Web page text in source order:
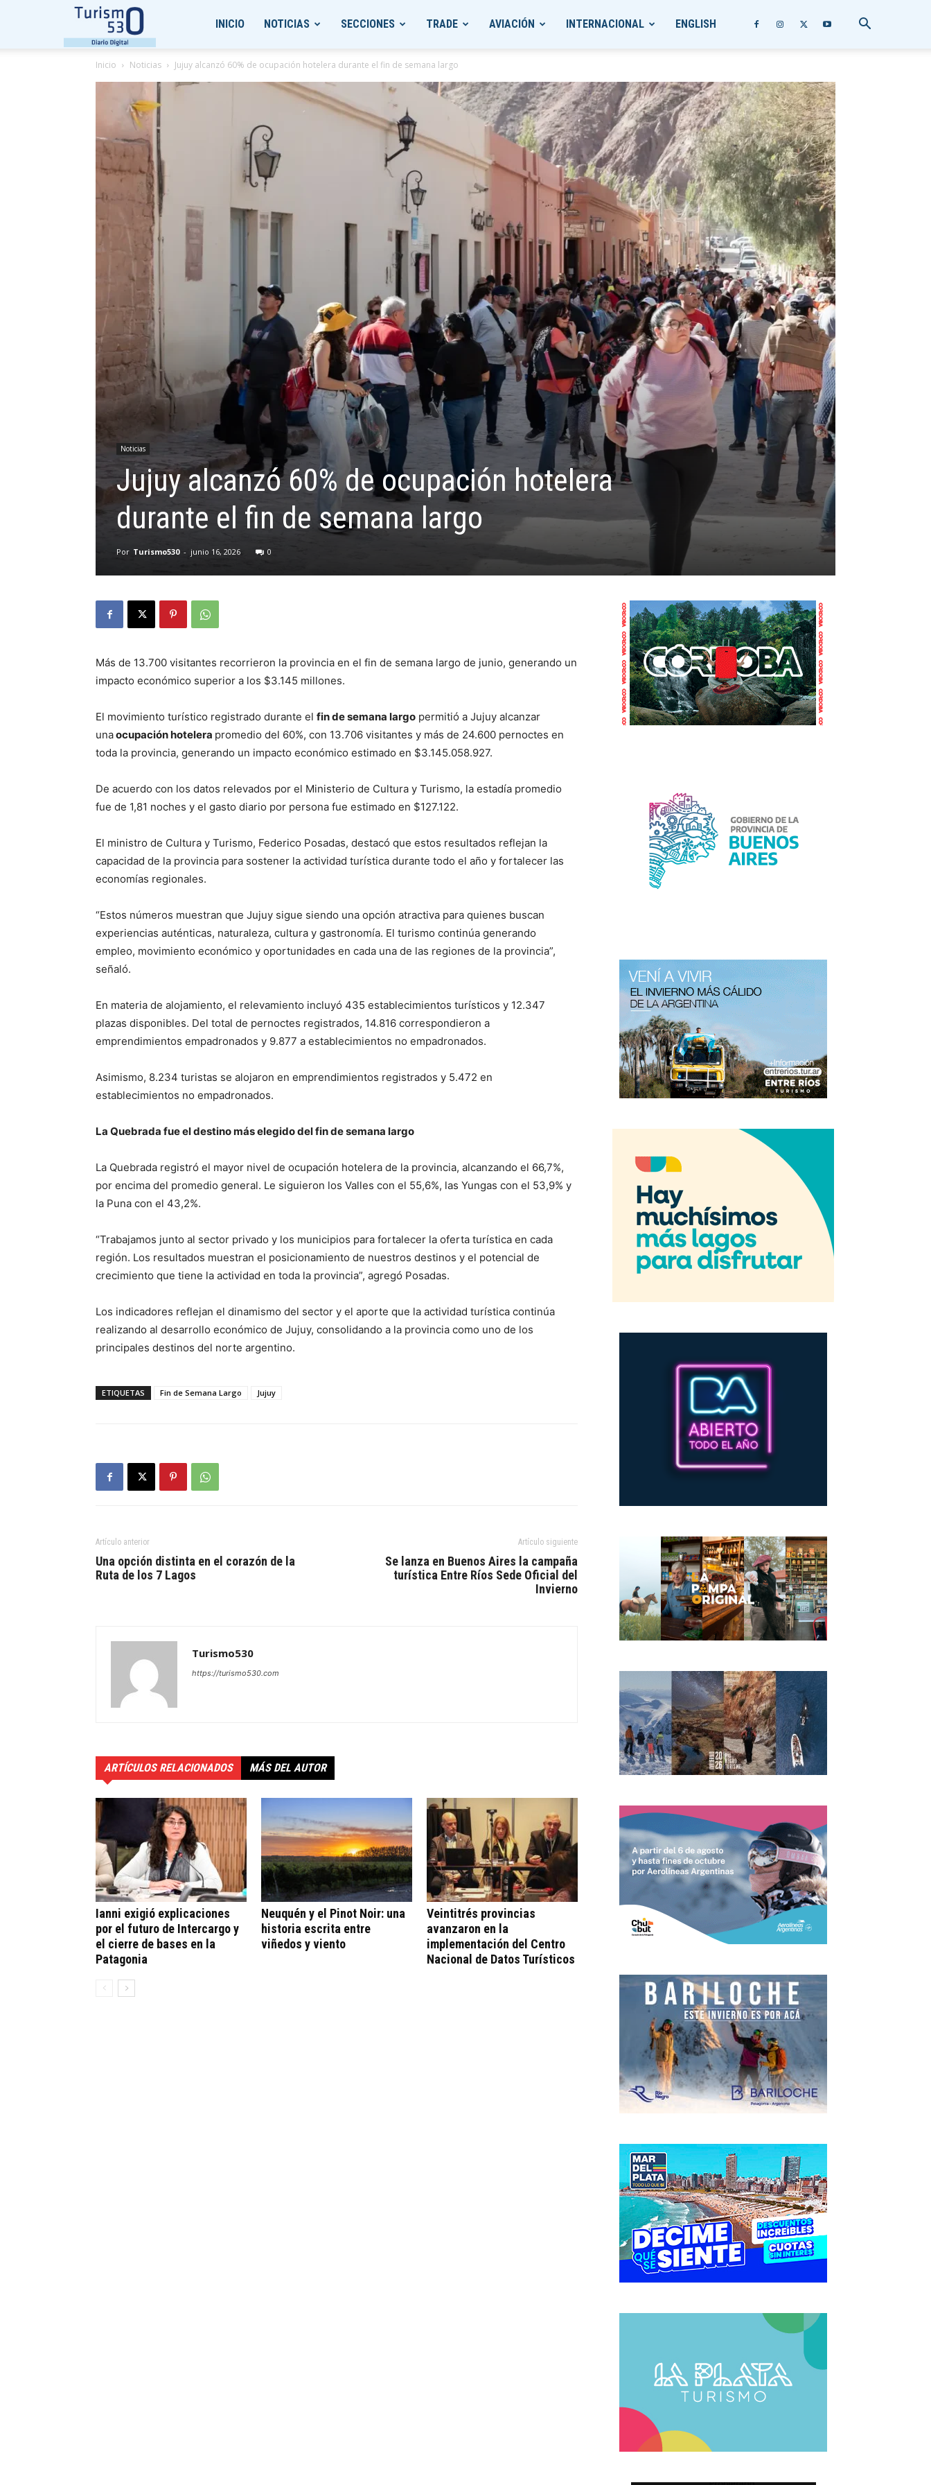
INICIO NOTICIAS SECCIONES TRADE AVIACIÓN INTERNACIONAL ENGLISH
Inicio Noticias Jujuy alcanzó 60% de ocupación hotelera durante el fin de semana largo
Noticias
Jujuy alcanzó 60% de ocupación hotelera
durante el fin de semana largo
Por Turismo530 - junio 16, 2026 0
Más de 13.700 visitantes recorrieron la provincia en el fin de semana largo de junio, generando un
impacto económico superior a los $3.145 millones.
El movimiento turístico registrado durante el fin de semana largo permitió a Jujuy alcanzar
unaocupación hotelera promedio del 60%, con 13.706 visitantes y más de 24.600 pernoctes en
toda la provincia, generando un impacto económico estimado en $3.145.058.927.
De acuerdo con los datos relevados por el Ministerio de Cultura y Turismo, la estadía promedio
fue de 1,81 noches y el gasto diario por persona fue estimado en $127.122.
El ministro de Cultura y Turismo, Federico Posadas, destacó que estos resultados reflejan la
capacidad de la provincia para sostener la actividad turística durante todo el año y fortalecer las
economías regionales.
“Estos números muestran que Jujuy sigue siendo una opción atractiva para quienes buscan
experiencias auténticas, naturaleza, cultura y gastronomía. El turismo continúa generando
empleo, movimiento económico y oportunidades en cada una de las regiones de la provincia”,
señaló.
En materia de alojamiento, el relevamiento incluyó 435 establecimientos turísticos y 12.347
plazas disponibles. Del total de pernoctes registrados, 14.816 correspondieron a
emprendimientos empadronados y 9.877 a establecimientos no empadronados.
Asimismo, 8.234 turistas se alojaron en emprendimientos registrados y 5.472 en
establecimientos no empadronados.
La Quebrada fue el destino más elegido del fin de semana largo
La Quebrada registró el mayor nivel de ocupación hotelera de la provincia, alcanzando el 66,7%,
por encima del promedio general. Le siguieron los Valles con el 55,6%, las Yungas con el 53,9% y
la Puna con el 43,2%.
“Trabajamos junto al sector privado y los municipios para fortalecer la oferta turística en cada
región. Los resultados muestran el posicionamiento de nuestros destinos y el potencial de
crecimiento que tiene la actividad en toda la provincia”, agregó Posadas.
Los indicadores reflejan el dinamismo del sector y el aporte que la actividad turística continúa
realizando al desarrollo económico de Jujuy, consolidando a la provincia como uno de los
principales destinos del norte argentino.
ETIQUETAS Fin de Semana Largo Jujuy
Artículo anterior
Una opción distinta en el corazón de la
Ruta de los 7 Lagos
Artículo siguiente
Se lanza en Buenos Aires la campaña
turística Entre Ríos Sede Oficial del
Invierno
Turismo530
https://turismo530.com
ARTÍCULOS RELACIONADOS MÁS DEL AUTOR
Ianni exigió explicaciones
por el futuro de Intercargo y
el cierre de bases en la
Patagonia
Neuquén y el Pinot Noir: una
historia escrita entre
viñedos y viento
Veintitrés provincias
avanzaron en la
implementación del Centro
Nacional de Datos Turísticos